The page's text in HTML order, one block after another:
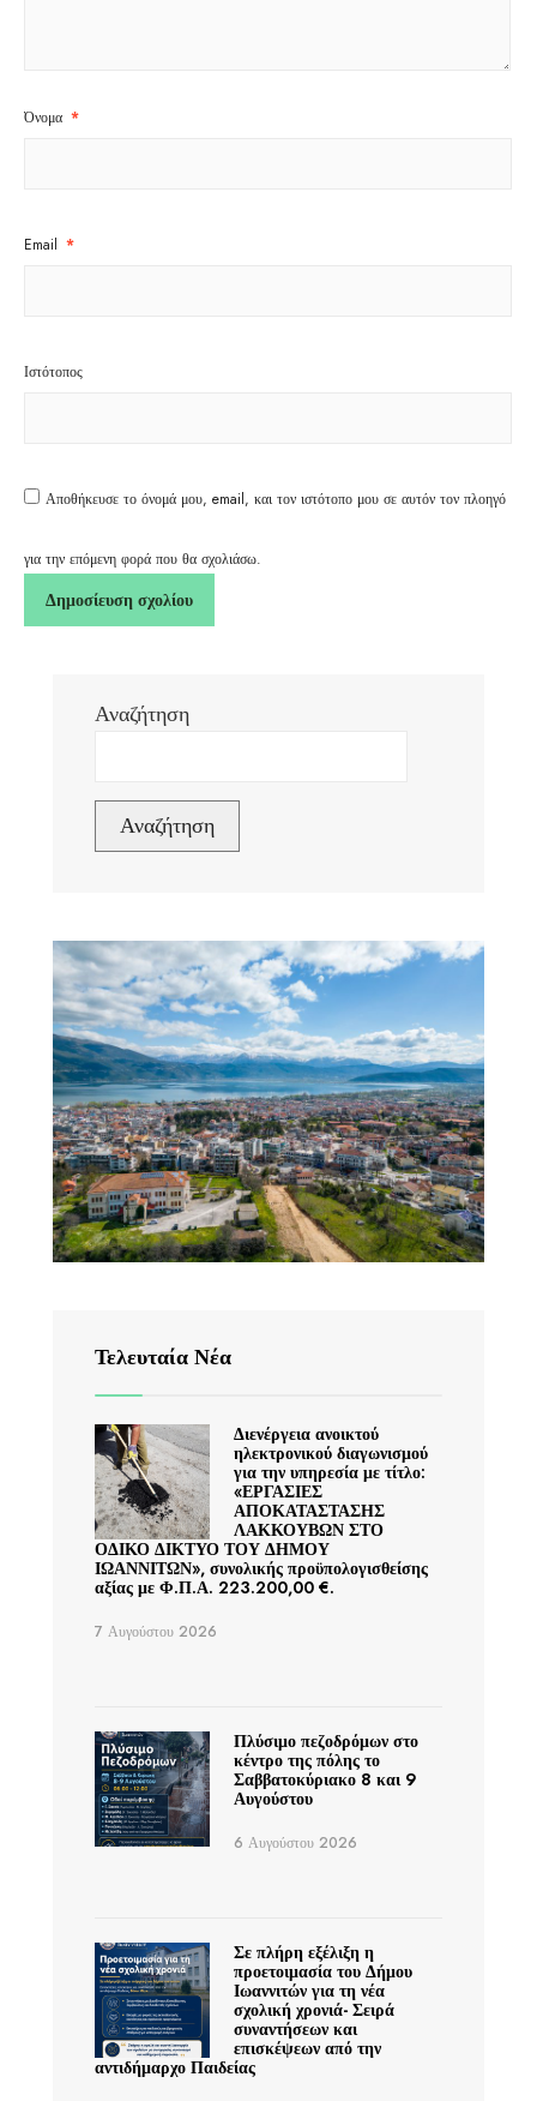
Όνομα *
Email *
Ιστότοπος
Αποθήκευσε το όνομά μου, email, και τον ιστότοπο μου σε αυτόν τον πλοηγό
για την επόμενη φορά που θα σχολιάσω.
Αναζήτηση
Αναζήτηση
Τελευταία Νέα
Διενέργεια ανοικτού
ηλεκτρονικού διαγωνισμού
για την υπηρεσία με τίτλο:
«ΕΡΓΑΣΙΕΣ
ΑΠΟΚΑΤΑΣΤΑΣΗΣ
ΛΑΚΚΟΥΒΩΝ ΣΤΟ
ΟΔΙΚΟ ΔΙΚΤΥΟ ΤΟΥ ΔΗΜΟΥ
ΙΩΑΝΝΙΤΩΝ», συνολικής προϋπολογισθείσης
αξίας με Φ.Π.Α. 223.200,00 €.
7 Αυγούστου 2026
Πλύσιμο πεζοδρόμων στο
κέντρο της πόλης το
Σαββατοκύριακο 8 και 9
Αυγούστου
6 Αυγούστου 2026
Σε πλήρη εξέλιξη η
προετοιμασία του Δήμου
Ιωαννιτών για τη νέα
σχολική χρονιά- Σειρά
συναντήσεων και
επισκέψεων από την
αντιδήμαρχο Παιδείας